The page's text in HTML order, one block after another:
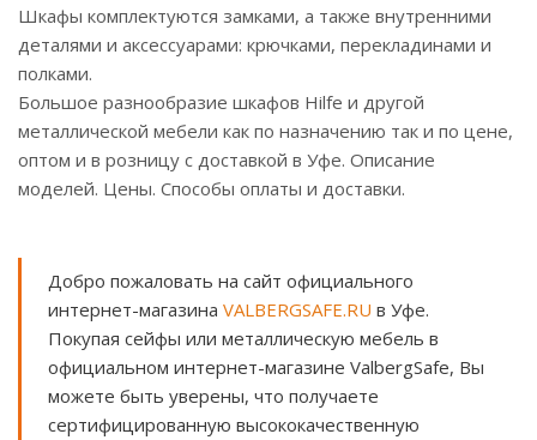
Шкафы комплектуются замками, а также внутренними
деталями и аксессуарами: крючками, перекладинами и
полками.
Большое разнообразие шкафов Hilfe и другой
металлической мебели как по назначению так и по цене,
оптом и в розницу с доставкой в Уфе. Описание
моделей. Цены. Способы оплаты и доставки.
Добро пожаловать на сайт официального
интернет-магазина VALBERGSAFE.RU в Уфе.
Покупая сейфы или металлическую мебель в
официальном интернет-магазине ValbergSafe, Вы
можете быть уверены, что получаете
сертифицированную высококачественную